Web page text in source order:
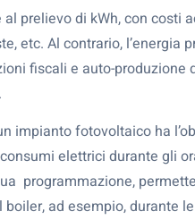
prelievo di kWh, con costi
etc. Al contrario,
fiscali e auto-
impianto fotovoltaico ha
elettrici durante gli
programmazione,
ad esempio, durante